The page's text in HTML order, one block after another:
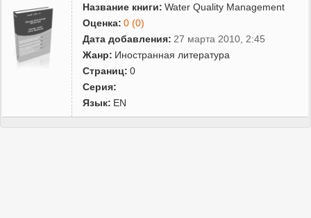
Название книги: Water Quality Management
Оценка: 0 (0)
Дата добавления: 27 марта 2010, 2:45
Жанр: Иностранная литература
Страниц: 0
Серия:
Язык: EN